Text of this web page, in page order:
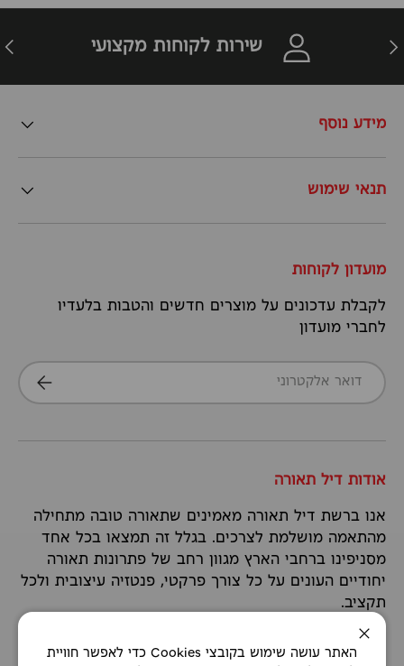
סגירה האתר עושה שימוש בקובצי Cookies כדי לאפשר חוויית
חזרה שירות לקוחות מקצועי
מידע נוסף
תנאי שימוש
מועדון לקוחות
לקבלת עדכונים על מוצרים חדשים והטבות בלעדיו
לחברי מועדון
דואר אלקטרוני
הרשמה
אודות דיל תאורה
אנו ברשת דיל תאורה מאמינים שתאורה טובה מתחילה
מהתאמה מושלמת לצרכים. בגלל זה תמצאו בכל אחד
מסניפינו ברחבי הארץ מגוון רחב של פתרונות תאורה
יחודיים העונים על כל צורך פרקטי, פנטזיה עיצובית ולכל
תקציב.
המשך קריאה